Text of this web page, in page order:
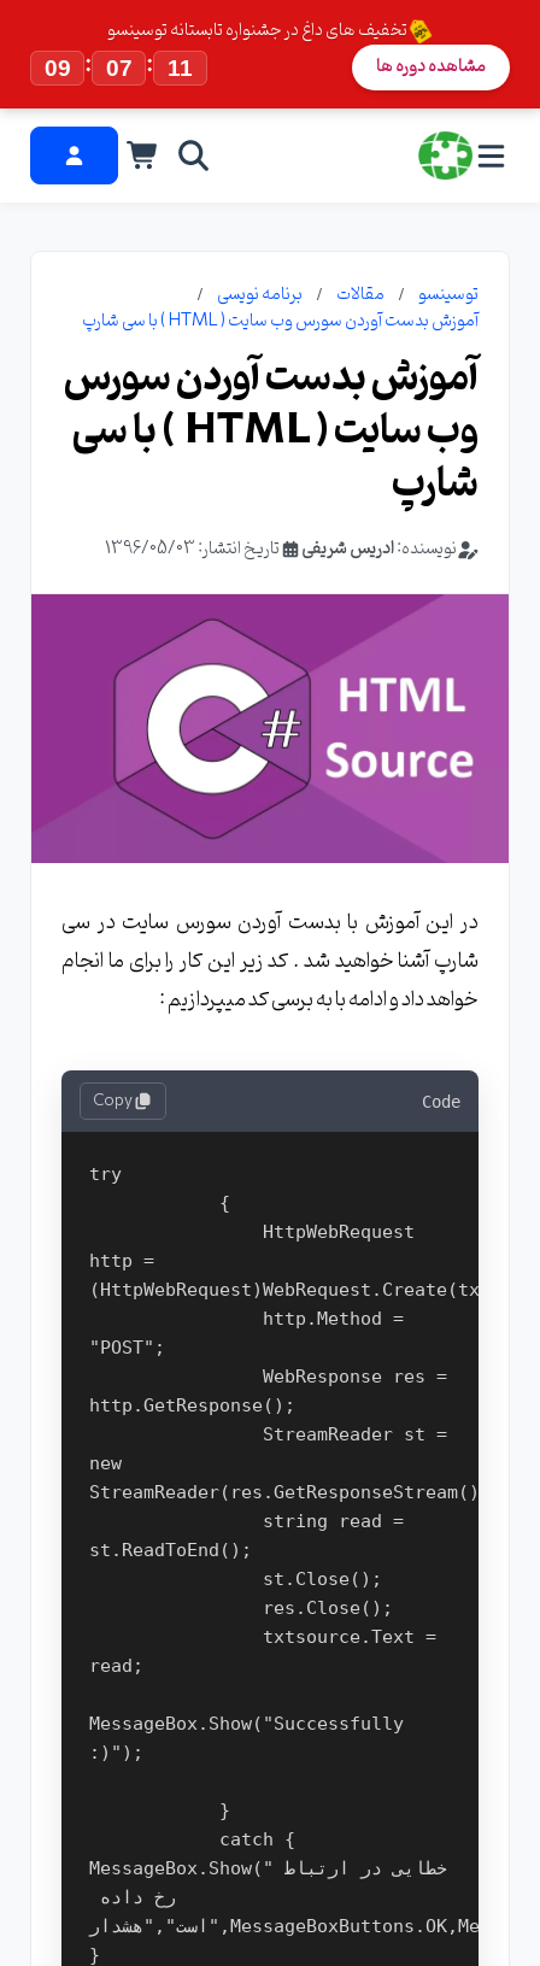
تخفیف های داغ در جشنواره تابستانه توسینسو
09
: 07 : 10 مشاهده دوره ها
توسینسو مقالات
برنامه نویسی
آموزش بدست آوردن سورس وب سایت ( HTML ) با سی شارپ
آموزش بدست آوردن سورس
وب سایت ( HTML ) با سی
شارپ
نویسنده:ادریس شریفی تاریخ انتشار: 1396/05/03
در این آموزش با بدست آوردن سورس سایت در سی
شارپ آشنا خواهید شد . کد زیر این کار را برای ما انجام
خواهد داد و ادامه با به برسی کد میپردازیم :
Code
Copy
try
http =
"POST";
http.GetResponse();
new
st.ReadToEnd();
read;
MessageBox.Show("Successfully
:)");
MessageBox.Show("خطایی در ارتباط
است","هشدار",MessageBoxButtons.OK,MessageBoxIcon.Warning);